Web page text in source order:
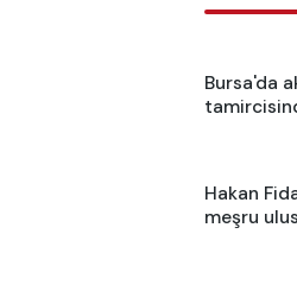
Bursa'da
Hakan
meşru